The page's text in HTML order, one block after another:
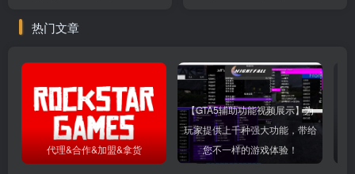
热门文章
代理&合作&加盟&拿货
【GTA5辅助功能视频展示】为
玩家提供上千种强大功能，带给
您不一样的游戏体验！